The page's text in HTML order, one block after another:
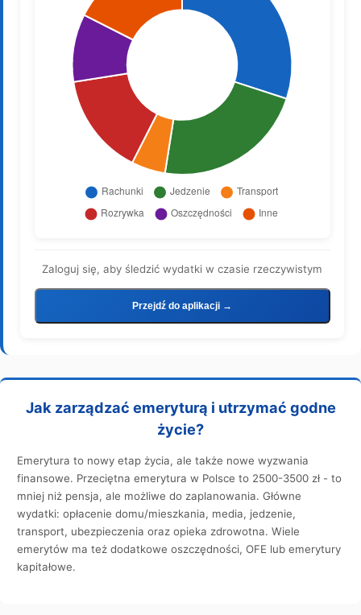
Zaloguj się, aby śledzić wydatki w czasie rzeczywistym
Przejdź do aplikacji →
Jak zarządzać emeryturą i utrzymać godne
życie?
Emerytura to nowy etap życia, ale także nowe wyzwania
finansowe. Przeciętna emerytura w Polsce to 2500-3500 zł - to
mniej niż pensja, ale możliwe do zaplanowania. Główne
wydatki: opłacenie domu/mieszkania, media, jedzenie,
transport, ubezpieczenia oraz opieka zdrowotna. Wiele
emerytów ma też dodatkowe oszczędności, OFE lub emerytury
kapitałowe.